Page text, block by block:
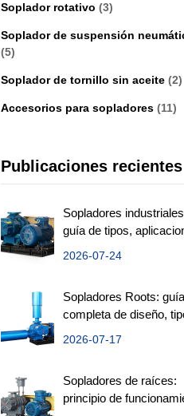
Soplador rotativo (3)
Soplador de suspensión
(5)
Soplador de tornillo sin aceite (2)
Accesorios para sopladores (11)
Publicaciones recientes
Sopladores
guía de tipos,
2026-07-24
Sopladores Roots: guía
completa de diseño,
2026-07-17
Sopladores de raíces:
principio de